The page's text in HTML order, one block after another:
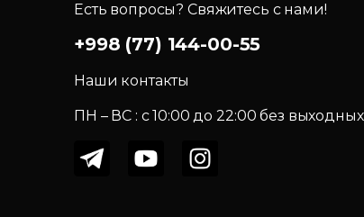
Есть вопросы? Свяжитесь с нами!
+998 (77) 144-00-55
Наши контакты
ПН – ВС : c 10:00 до 22:00 без выходных